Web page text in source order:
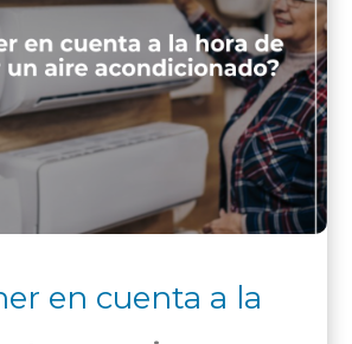
en cuenta a la
un aire